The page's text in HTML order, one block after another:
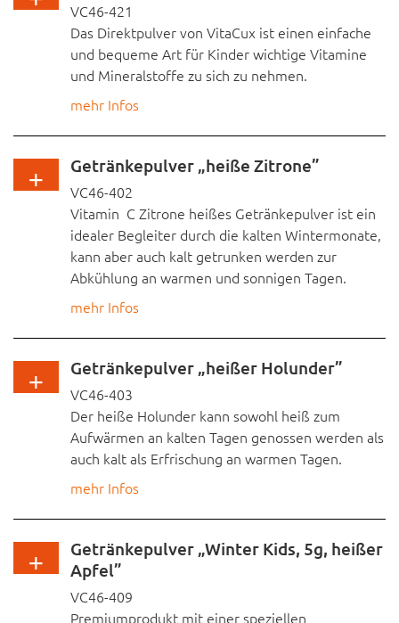
Nachname
Straße, Hausnr.
PLZ
Telefonnummer
ABSENDEN
Das Direktpulver von VitaCux ist einen einfache
und bequeme Art für Kinder wichtige Vitamine
und Mineralstoffe zu sich zu nehmen.
mehr Infos
Kein Verschütten oder Verschmieren, da das
Fragen Sie nach unserer Produktspezifikation!
VC46-421
Getränkepulver „heiße Zitrone”
Vitamin C Zitrone heißes Getränkepulver ist ein
idealer Begleiter durch die kalten Wintermonate,
kann aber auch kalt getrunken werden zur
Abkühlung an warmen und sonnigen Tagen.
mehr Infos
Vitamin C trägt zur normalen Funktion des
oxidativem Stress bei. Zink trägt zu einer
normalen Funktion des Immunsystems bei. Mit
Zitronenpulver und Zitronenflocken, natürlichem
Aroma und als Süßungsmittel Stevia
Fragen Sie nach unserer Produktspezifikation!
VC46-402
Getränkepulver „heißer Holunder”
Der heiße Holunder kann sowohl heiß zum
Aufwärmen an kalten Tagen genossen werden als
auch kalt als Erfrischung an warmen Tagen.
mehr Infos
Ein köstliches Vitamin C und Zink-
Holundergeschmack zur Unterstützung der
normalen Funktion des Immunsystems. Das
Getränkepulver enthält Holunderbeerpulver und
VC46-403
Getränkepulver „Winter Kids, 5g, heißer
Apfel”
Premiumprodukt mit einer speziellen
VC46-409